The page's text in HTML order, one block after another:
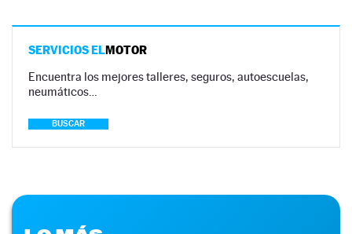
SERVICIOS ELMOTOR
Encuentra los mejores talleres, seguros, autoescuelas,
neumáticos…
BUSCAR